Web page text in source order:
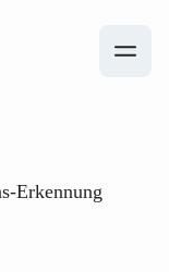
Erkennung